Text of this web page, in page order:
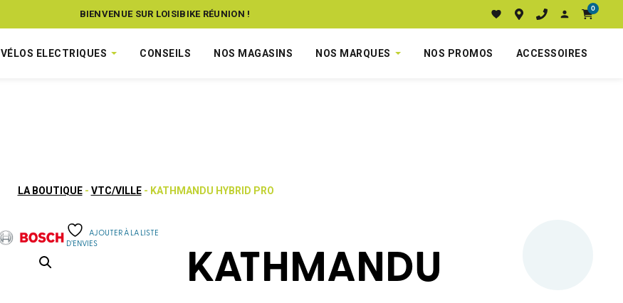
BIENVENUE SUR LOISIBIKE RÉUNION ! 0
VÉLOS ELECTRIQUES CONSEILS NOS MAGASINS NOS MARQUES NOS PROMOS ACCESSOIRES
LA BOUTIQUE - VTC/VILLE - KATHMANDU HYBRID PRO
AJOUTER À LA LISTE
D’ENVIES
KATHMANDU